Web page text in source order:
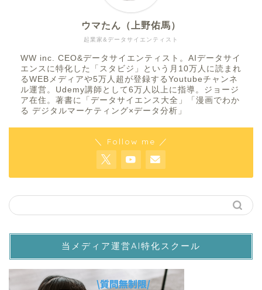
起業家&データサイエンティスト
ウマたん（上野佑馬）
WW inc. CEO&データサイエンティスト。AIデータサイ
エンスに特化した「スタビジ」という月10万人に読まれ
るWEBメディアや5万人超が登録するYoutubeチャンネ
ル運営。Udemy講師として6万人以上に指導。ジョージ
ア在住。著書に「データサイエンス大全」「漫画でわか
る デジタルマーケティング×データ分析」
＼ Follow me ／
当メディア運営AI特化スクール